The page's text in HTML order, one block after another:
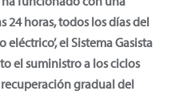
24 horas, todos los días del
eléctrico’, el Sistema Gasista
el suministro a los ciclos
gradual del